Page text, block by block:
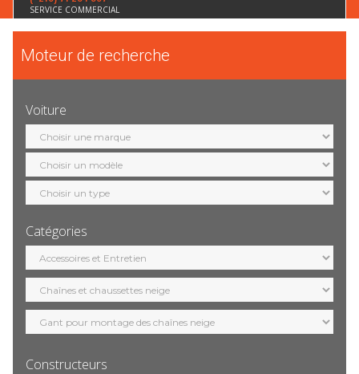
SERVICE COMMERCIAL
Moteur de recherche
Voiture
Sélection
marque
Sélection
modèle
Sélection
motorisation
Catégories
Sélection
catégorie
Constructeurs